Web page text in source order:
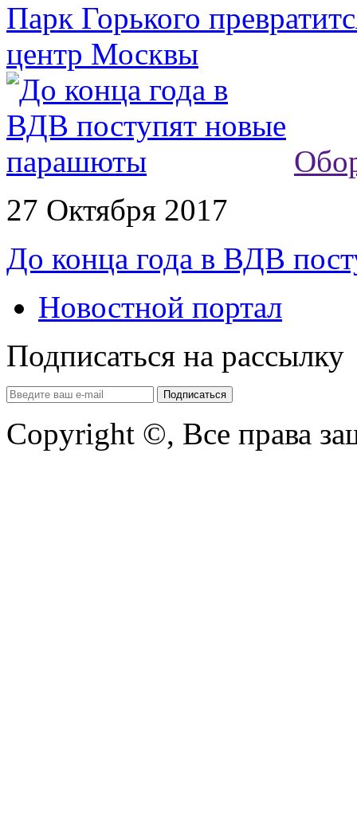
Парк Горького
центр Москвы
27 Октября 2017
До конца года в ВДВ
Новостной портал
Подписаться на рассылку
Copyright ©, Все права